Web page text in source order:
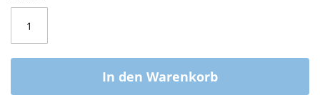
In den Warenkorb